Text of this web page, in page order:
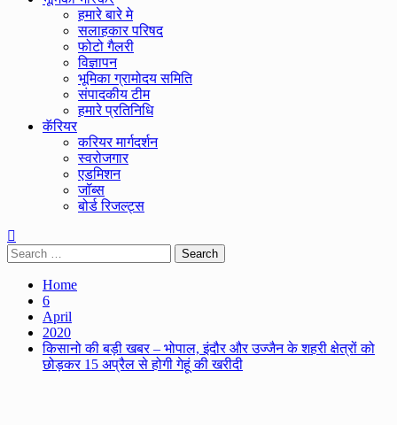
हमारे बारे मे
सलाहकार परिषद
फोटो गैलरी
विज्ञापन
भूमिका ग्रामोदय समिति
संपादकीय टीम
हमारे प्रतिनिधि
कॅरियर
करियर मार्गदर्शन
स्वरोजगार
एडमिशन
जॉब्स
बोर्ड रिजल्ट्स
Search
for:
Home
6
April
2020
किसानो की बड़ी खबर – भोपाल, इंदौर और उज्जैन के शहरी क्षेत्रों को
छोड़कर 15 अप्रैल से होगी गेहूं की खरीदी